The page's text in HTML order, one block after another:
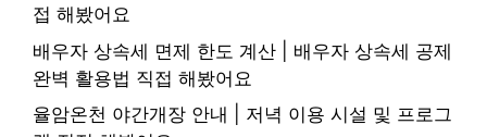
접 해봤어요
배우자 상속세 면제 한도 계산 | 배우자 상속세 공제
완벽 활용법 직접 해봤어요
율암온천 야간개장 안내 | 저녁 이용 시설 및 프로그